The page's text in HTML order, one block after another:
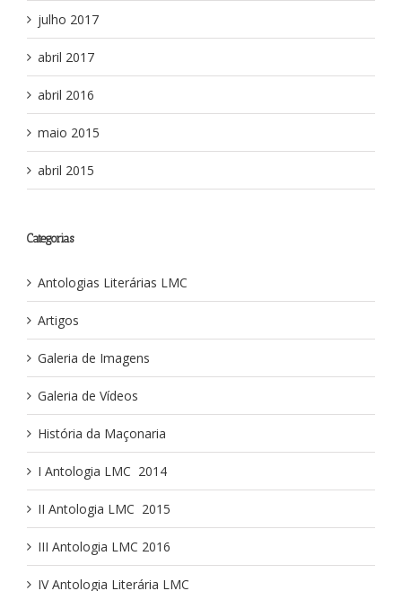
julho 2017
abril 2017
abril 2016
maio 2015
abril 2015
Categorias
Antologias Literárias LMC
Artigos
Galeria de Imagens
Galeria de Vídeos
História da Maçonaria
I Antologia LMC ­ 2014
II Antologia LMC ­ 2015
III Antologia LMC 2016
IV Antologia Literária LMC